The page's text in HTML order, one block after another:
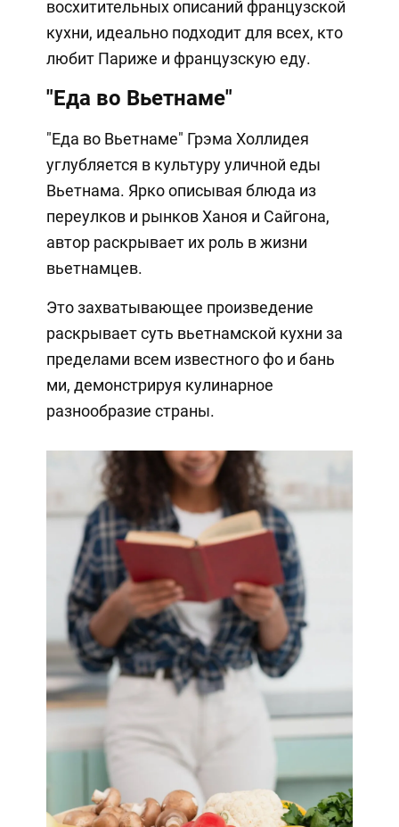
восхитительных описаний французской
кухни, идеально подходит для всех, кто
любит Париже и французскую еду.
"Еда во Вьетнаме"
"Еда во Вьетнаме" Грэма Холлидея
углубляется в культуру уличной еды
Вьетнама. Ярко описывая блюда из
переулков и рынков Ханоя и Сайгона,
автор раскрывает их роль в жизни
вьетнамцев.
Это захватывающее произведение
раскрывает суть вьетнамской кухни за
пределами всем известного фо и бань
ми, демонстрируя кулинарное
разнообразие страны.